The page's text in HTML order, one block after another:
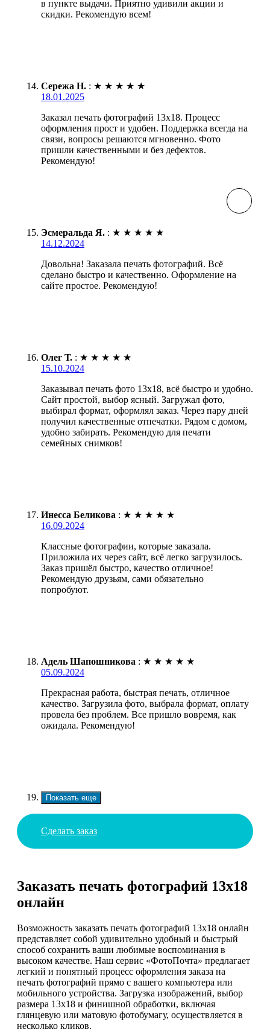
в пункте выдачи. Приятно удивили акции и
скидки. Рекомендую всем!
Сережа Н. : ★ ★ ★ ★ ★
18.01.2025
Заказал печать фотографий 13х18. Процесс
оформления прост и удобен. Поддержка всегда на
связи, вопросы решаются мгновенно. Фото
пришли качественными и без дефектов.
Рекомендую!
Эсмеральда Я. : ★ ★ ★ ★ ★
14.12.2024
Довольна! Заказала печать фотографий. Всё
сделано быстро и качественно. Оформление на
сайте простое. Рекомендую!
Олег Т. : ★ ★ ★ ★ ★
15.10.2024
Заказывал печать фото 13х18, всё быстро и удобно.
Сайт простой, выбор ясный. Загружал фото,
выбирал формат, оформлял заказ. Через пару дней
получил качественные отпечатки. Рядом с домом,
удобно забирать. Рекомендую для печати
семейных снимков!
Инесса Беликова : ★ ★ ★ ★ ★
16.09.2024
Классные фотографии, которые заказала.
Приложила их через сайт, всё легко загрузилось.
Заказ пришёл быстро, качество отличное!
Рекомендую друзьям, сами обязательно
попробуют.
Адель Шапошникова : ★ ★ ★ ★ ★
05.09.2024
Прекрасная работа, быстрая печать, отличное
качество. Загрузила фото, выбрала формат, оплату
провела без проблем. Все пришло вовремя, как
ожидала. Рекомендую!
Показать еще
Сделать заказ
Заказать печать фотографий 13х18
онлайн
Возможность заказать печать фотографий 13х18 онлайн
представляет собой удивительно удобный и быстрый
способ сохранить ваши любимые воспоминания в
высоком качестве. Наш сервис «ФотоПочта» предлагает
легкий и понятный процесс оформления заказа на
печать фотографий прямо с вашего компьютера или
мобильного устройства. Загрузка изображений, выбор
размера 13х18 и финишной обработки, включая
глянцевую или матовую фотобумагу, осуществляется в
несколько кликов.